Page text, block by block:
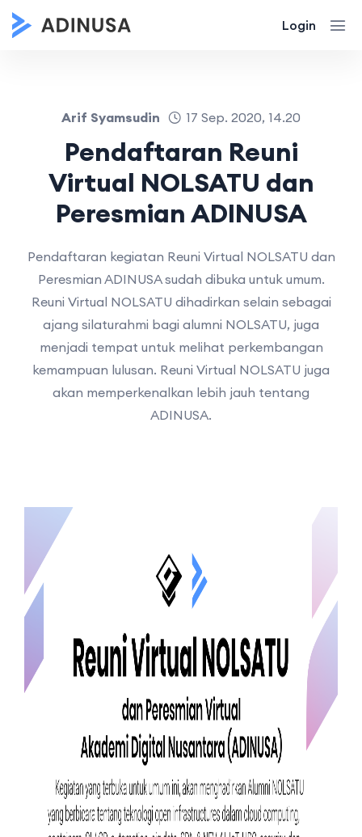
Login
Arif Syamsudin 17 Sep. 2020, 14.20
Pendaftaran Reuni
Virtual NOLSATU dan
Peresmian ADINUSA
Pendaftaran kegiatan Reuni Virtual NOLSATU dan
Peresmian ADINUSA sudah dibuka untuk umum.
Reuni Virtual NOLSATU dihadirkan selain sebagai
ajang silaturahmi bagi alumni NOLSATU, juga
menjadi tempat untuk melihat perkembangan
kemampuan lulusan. Reuni Virtual NOLSATU juga
akan memperkenalkan lebih jauh tentang
ADINUSA.